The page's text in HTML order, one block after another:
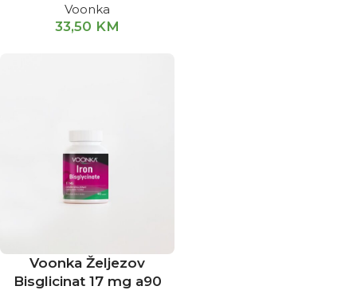
Voonka
33,50 KM
Voonka Željezov
Bisglicinat 17 mg a90